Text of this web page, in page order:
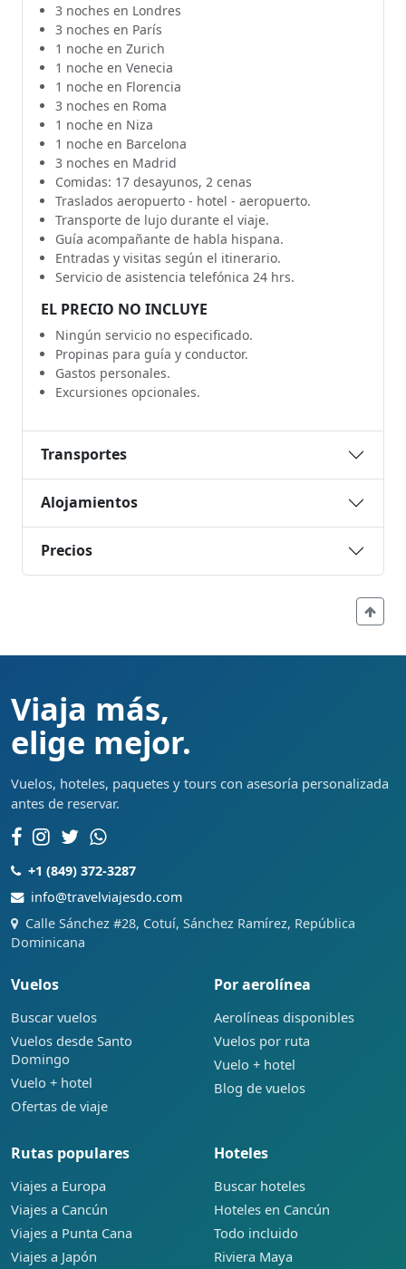
3 noches en Londres
3 noches en París
1 noche en Zurich
1 noche en Venecia
1 noche en Florencia
3 noches en Roma
1 noche en Niza
1 noche en Barcelona
3 noches en Madrid
Comidas: 17 desayunos, 2 cenas
Traslados aeropuerto - hotel - aeropuerto.
Transporte de lujo durante el viaje.
Guía acompañante de habla hispana.
Entradas y visitas según el itinerario.
Servicio de asistencia telefónica 24 hrs.
EL PRECIO NO INCLUYE
Ningún servicio no especificado.
Propinas para guía y conductor.
Gastos personales.
Excursiones opcionales.
Transportes
Alojamientos
Precios
Viaja más,
elige mejor.
Vuelos, hoteles, paquetes y tours con asesoría personalizada
antes de reservar.
+1 (849) 372-3287
info@travelviajesdo.com
Calle Sánchez #28, Cotuí, Sánchez Ramírez, República
Dominicana
Vuelos
Buscar vuelos
Vuelos desde Santo
Domingo
Vuelo + hotel
Ofertas de viaje
Por aerolínea
Aerolíneas disponibles
Vuelos por ruta
Vuelo + hotel
Blog de vuelos
Rutas populares
Viajes a Europa
Viajes a Cancún
Viajes a Punta Cana
Viajes a Japón
Hoteles
Buscar hoteles
Hoteles en Cancún
Todo incluido
Riviera Maya